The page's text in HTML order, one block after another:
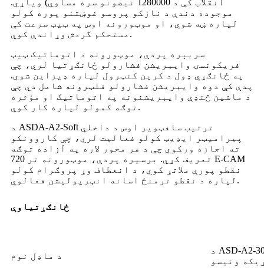
انقلاب کې د 1280000 نبضونو سره مساوي) ویاړي.
موجوده دندې د نازکو پروسو غوښتنو پوره کولو
لپاره ښه شوي، او موټورونه اوس په ټیټ سرعت کې
مستحکم گردش وړاندې کوي.
سربېره پردې، موټورونه د اتوماتیک ټیټ
فریکونسۍ وایبریشن فشارولو ځانګړتیا لري، چې
په ځانګړي ډول د کرین کنټرول لپاره ډیزاین شوي.
پدې کې دوه وایبریشن فشارولو فلټرونه شامل دي چې
د ماشین څنډې وایبریشنونه په اتوماتيک او مؤثره
توګه کمولو لپاره کار کوي.
د ASDA-A2-Soft ترتیب سافټویر اوس د داخلي
پیرامیټر ایډیټ کولو فعالیت لري، چې کاروونکو
ته اجازه ورکوي چې د هر محور لاره په آزاده توګه
تعریف کړي. برسیره پردې، موټورونه تر 720 E-CAM
نقطو پورې ملاتړ کوي، د انعطاف وړ پروګرام کولو
لپاره د نقطو ترمنځ اسانه انټرپولیشن فعالوي.
ځانګړتیاوې
د ماډل نوم
د ASD-A2-3043-M A2 لپاره تفتیش وسپارئ، موږ